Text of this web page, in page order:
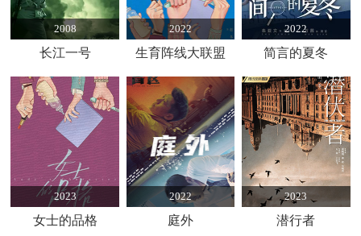
2008
长江一号
2022
生育阵线大联盟
2022
简言的夏冬
2023
女士的品格
2022
庭外
2023
潜行者